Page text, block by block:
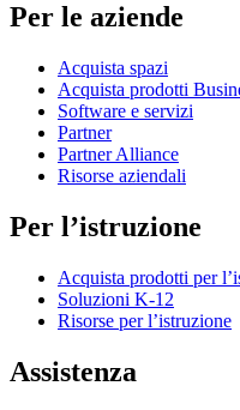
Per le aziende
Acquista spazi
Acquista prodotti
Software e servizi
Partner
Partner Alliance
Risorse aziendali
Per l’istruzione
Acquista prodotti per
Soluzioni K-12
Risorse per l’istruzione
Assistenza